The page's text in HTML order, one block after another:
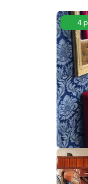
4